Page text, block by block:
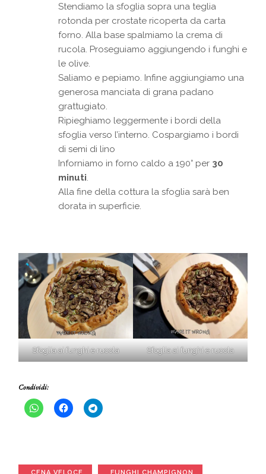
Stendiamo la sfoglia sopra una teglia
rotonda per crostate ricoperta da carta
forno. Alla base spalmiamo la crema di
rucola. Proseguiamo aggiungendo i funghi e
le olive.
Saliamo e pepiamo. Infine aggiungiamo una
generosa manciata di grana padano
grattugiato.
Ripieghiamo leggermente i bordi della
sfoglia verso l’interno. Cospargiamo i bordi
di semi di lino
Inforniamo in forno caldo a 190° per 30
minuti.
Alla fine della cottura la sfoglia sarà ben
dorata in superficie.
Sfoglia ai funghi e rucola Sfoglia ai funghi e rucola
Condividi: